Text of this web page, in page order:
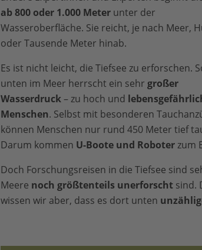
ab 800 oder 1.000 Meterunter der
Wasseroberfläche. Sie reicht, je nach Meer,
oder Tausende Meter hinab.
Es ist nicht leicht, die Tiefsee zu erforschen.
unten im Meer herrscht ein sehr großer
Wasserdruck– zu hoch und
Menschen. Selbst mit besonderen
können Menschen nur rund 450 Meter tief
Darum kommen U-Boote und Roboterzum
Doch Forschungsreisen in die Tiefsee sind
Meere noch größtenteils unerforschtsind.
wissen wir aber, dass es dort unten